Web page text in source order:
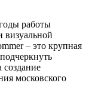
работы
визуальной
– это крупная
создание
московского